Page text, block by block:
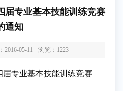
届专业基本技能训练竞赛
通知
2016-05-11 浏览： 1223
届专业基本技能训练竞赛